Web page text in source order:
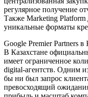
регулярное получение
Также Marketing Platform
уникальные форматы
Google Premier Partners в
В Казахстане
имеет ограниченное
digital-агентств. Одним
бы ни был запрос
превосходящий